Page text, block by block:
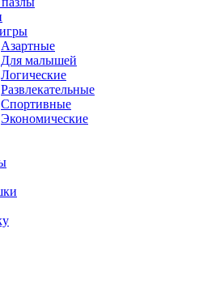
Азартные
Для малышей
Логические
Развлекательные
Спортивные
Экономические